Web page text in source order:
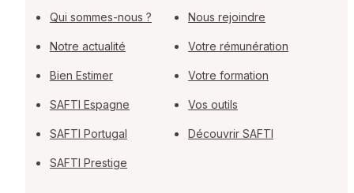
Qui sommes-nous ?
Notre actualité
Bien Estimer
SAFTI Espagne
SAFTI Portugal
SAFTI Prestige
Nous rejoindre
Votre rémunération
Votre formation
Vos outils
Découvrir SAFTI